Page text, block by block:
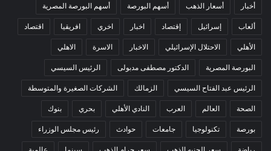
أخبار أسعار الذهب أسهم البورصة أسهم البورصة المصرية
ألعاب إسرائيل إقتصاد اخبار اخري افريقيا اقتصاد
الأهلي الاحتلال الإسرائيلي الاخبار الاسرة الاهلي
البورصة المصرية الدكتور مصطفى مدبولى الرئيس السيسي
الرئيس عبد الفتاح السيسي الزمالك الشركات الصغيرة والمتوسطة
الصحة العالم العرب النادي الأهلي بحري بنوك
بورصة تكنولوجيا جامعات حوادث رئيس مجلس الوزراء